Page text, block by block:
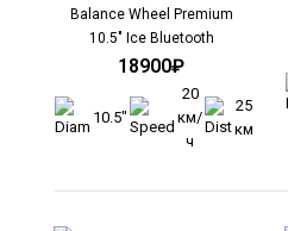
Гироскутер Smart
Bluetooth
13900₽
Balance Wheel Premium
10.5" Ice Bluetooth
18900₽
10.5"
20
км/
ч
25
км